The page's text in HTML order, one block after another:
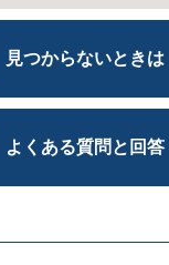
見つからないときは
よくある質問と回答